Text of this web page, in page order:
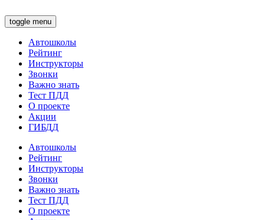
toggle menu
Автошколы
Рейтинг
Инструкторы
Звонки
Важно знать
Тест ПДД
О проекте
Акции
ГИБДД
Автошколы
Рейтинг
Инструкторы
Звонки
Важно знать
Тест ПДД
О проекте